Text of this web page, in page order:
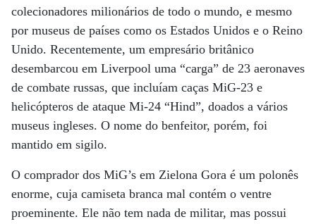
colecionadores milionários de todo o mundo, e mesmo
por museus de países como os Estados Unidos e o Reino
Unido. Recentemente, um empresário britânico
desembarcou em Liverpool uma “carga” de 23 aeronaves
de combate russas, que incluíam caças MiG-23 e
helicópteros de ataque Mi-24 “Hind”, doados a vários
museus ingleses. O nome do benfeitor, porém, foi
mantido em sigilo.
O comprador dos MiG’s em Zielona Gora é um polonês
enorme, cuja camiseta branca mal contém o ventre
proeminente. Ele não tem nada de militar, mas possui